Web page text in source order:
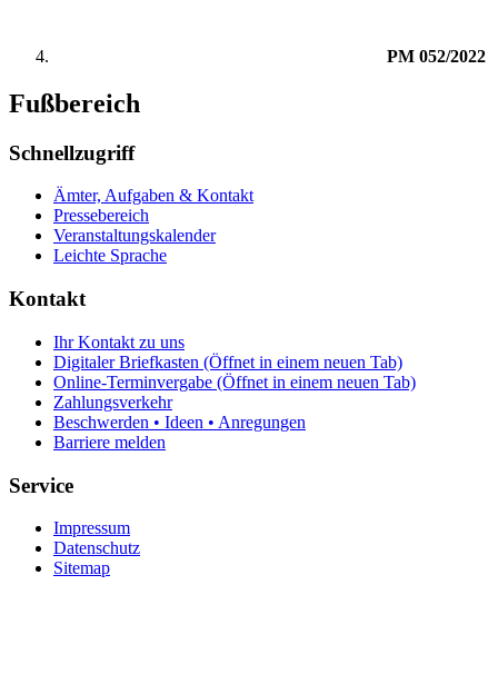
PM 052/2022
Fußbereich
Schnellzugriff
Ämter, Aufgaben & Kontakt
Pressebereich
Veranstaltungskalender
Leichte Sprache
Kontakt
Ihr Kontakt zu uns
Digitaler Briefkasten (Öffnet in einem neuen Tab)
Online-Terminvergabe (Öffnet in einem neuen Tab)
Zahlungsverkehr
Beschwerden • Ideen • Anregungen
Barriere melden
Service
Impressum
Datenschutz
Sitemap